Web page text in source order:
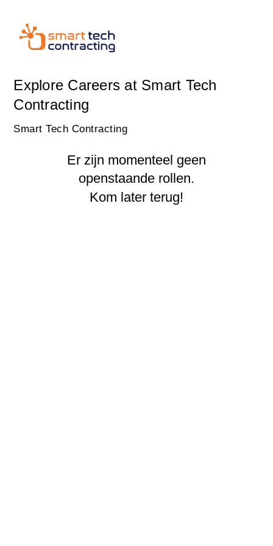
Explore Careers at Smart Tech
Contracting
Smart Tech Contracting
Er zijn momenteel geen
openstaande rollen.
Kom later terug!